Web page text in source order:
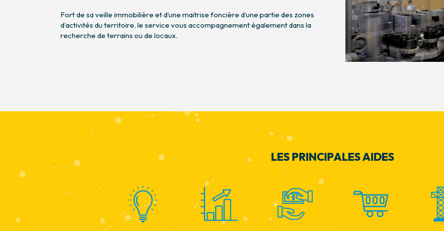
Fort de sa veille immobilière et d’une maitrise foncière d’une partie des zones
d’activités du territoire, le service vous accompagnement également dans la
recherche de terrains ou de locaux.
LES PRINCIPALES AIDES